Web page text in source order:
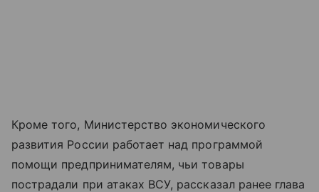
Кроме того, Министерство экономического
развития России работает над программой
помощи предпринимателям, чьи товары
пострадали при атаках ВСУ, рассказал ранее глава